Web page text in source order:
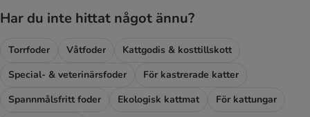
Har du inte hittat något ännu?
Torrfoder Våtfoder
Kattgodis & kosttillskott
Special- & veterinärsfoder
För kastrerade katter
Spannmålsfritt foder
Ekologisk kattmat
För kattungar